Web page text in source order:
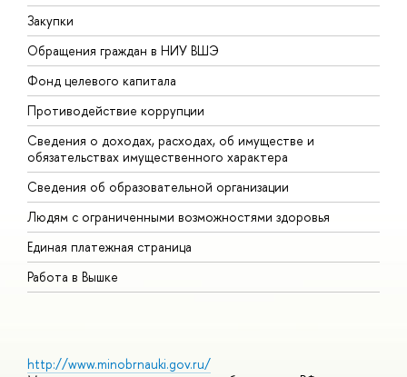
Закупки
Обращения граждан в НИУ ВШЭ
Фонд целевого капитала
Противодействие коррупции
Сведения о доходах, расходах, об имуществе и
обязательствах имущественного характера
Сведения об образовательной организации
Людям с ограниченными возможностями здоровья
Единая платежная страница
Работа в Вышке
http://www.minobrnauki.gov.ru/